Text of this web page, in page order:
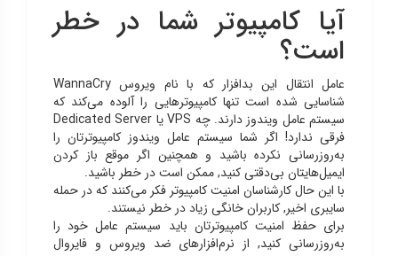
آیا کامپیوتر شما در خطر
است؟
عامل انتقال این بدافزار که با نام ویروس WannaCry
شناسایی شده است تنها کامپیوترهایی را آلوده می‌کند که
سیستم عامل ویندوز دارند. چه VPS یا Dedicated Server
فرقی ندارد! اگر شما سیستم عامل ویندوز کامپیوترتان را
به‌روزرسانی نکرده باشید و همچنین اگر موقع باز کردن
ایمیل‌هایتان بی‌دقتی کنید, ممکن است در خطر باشید.
با این حال کارشناسان امنیت کامپیوتر فکر می‌کنند که در حمله
سایبری اخیر, کاربران خانگی زیاد در خطر نیستند.
برای حفظ امنیت کامپیوترتان باید سیستم عامل خود را
به‌روزرسانی کنید, از نرم‌افزارهای ضد ویروس و فایروال